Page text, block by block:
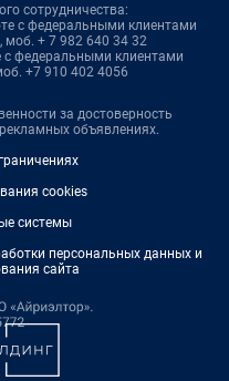
сотрудничества:
с федеральными клиентами
, моб. + 7 982 640 34 32
с федеральными клиентами
+7 910 402 4056
за достоверность
объявлениях.
cookies
системы
персональных данных и
сайта